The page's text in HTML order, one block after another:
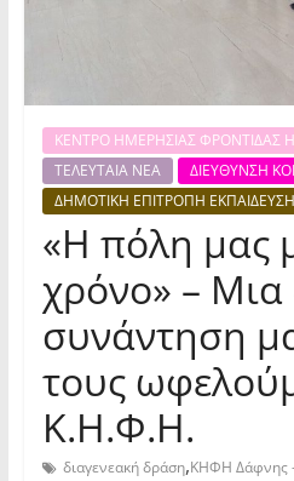
ΚΕΝΤΡΟ ΗΜΕΡΗΣΙΑΣ ΦΡΟΝΤΙΔΑΣ
ΤΕΛΕΥΤΑΙΑ ΝΕΑ
ΔΙΕΥΘΥΝΣΗ
ΔΗΜΟΤΙΚΗ ΕΠΙΤΡΟΠΗ
«Η πόλη μας
χρόνο» – Μια
συνάντηση
τους
Κ.Η.Φ.Η.
διαγενεακή δράση,ΚΗΦΗ Δάφνης